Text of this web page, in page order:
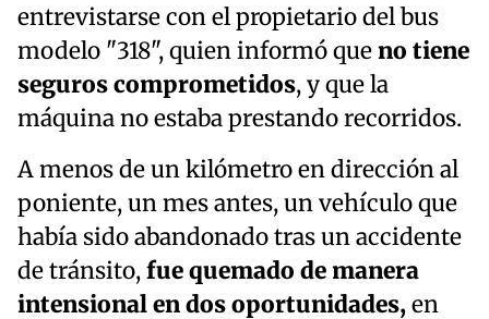
entrevistarse con el propietario del bus
modelo "318", quien informó queno tiene
seguros comprometidos, y que la
máquina no estaba prestando recorridos.
A menos de un kilómetro en dirección al
poniente, un mes antes, un vehículo que
había sido abandonado tras un accidente
de tránsito,fue quemado de manera
intensional en dos oportunidades,en